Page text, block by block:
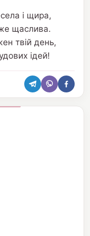
і щира,
щаслива.
твій день,
ідей!